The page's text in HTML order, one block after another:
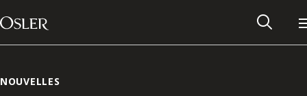
Passer au contenu
Main Navigation
NOUVELLES